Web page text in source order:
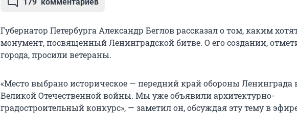
Губернатор Петербурга Александр Беглов рассказал о том, каким
монумент, посвященный Ленинградской битве. О его создании,
города, просили ветераны.
«Место выбрано историческое — передний край обороны Ленинграда
Великой Отечественной войны. Мы уже объявили архитектурно-
градостроительный конкурс», — заметил он, обсуждая эту тему в